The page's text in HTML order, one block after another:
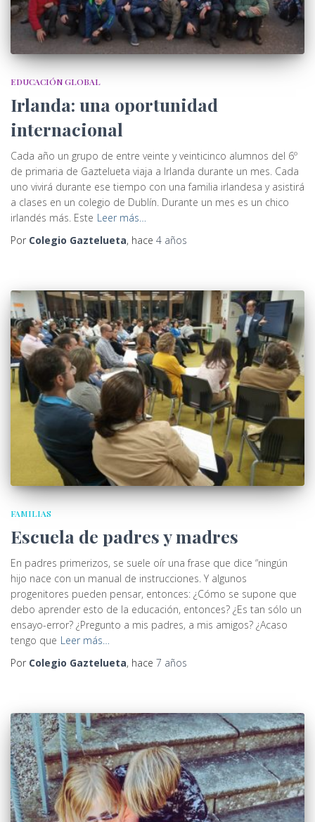
EDUCACIÓN GLOBAL
Irlanda: una oportunidad
internacional
Cada año un grupo de entre veinte y veinticinco alumnos del 6º
de primaria de Gaztelueta viaja a Irlanda durante un mes. Cada
uno vivirá durante ese tiempo con una familia irlandesa y asistirá
a clases en un colegio de Dublín. Durante un mes es un chico
irlandés más. Este Leer más…
Por Colegio Gaztelueta, hace 4 años
FAMILIAS
Escuela de padres y madres
En padres primerizos, se suele oír una frase que dice “ningún
hijo nace con un manual de instrucciones. Y algunos
progenitores pueden pensar, entonces: ¿Cómo se supone que
debo aprender esto de la educación, entonces? ¿Es tan sólo un
ensayo-error? ¿Pregunto a mis padres, a mis amigos? ¿Acaso
tengo que Leer más…
Por Colegio Gaztelueta, hace 7 años